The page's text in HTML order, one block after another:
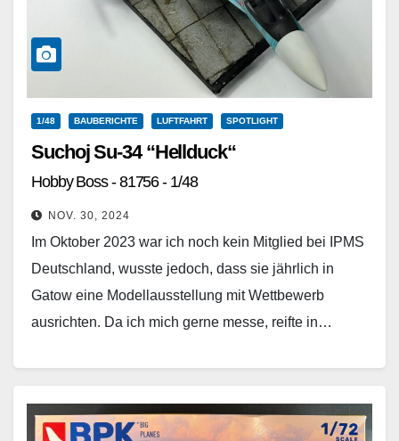
1/48 BAUBERICHTE LUFTFAHRT SPOTLIGHT
Suchoj Su-34 “Hellduck“
Hobby Boss - 81756 - 1/48
NOV. 30, 2024
Im Oktober 2023 war ich noch kein Mitglied bei IPMS
Deutschland, wusste jedoch, dass sie jährlich in
Gatow eine Modellausstellung mit Wettbewerb
ausrichten. Da ich mich gerne messe, reifte in…